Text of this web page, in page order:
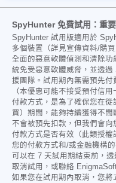
SpyHunter 免費試用：重
SpyHunter 試用版適用於
多個裝置（詳見宣傳資料/購
全面的惡意軟體偵測和清除
統免受惡意軟體威脅，並透
援團隊。試用期內無需預先付
（本優惠可能不接受預付信
付款方式，是為了確保您在
買）期間，能夠持續獲得不
不會被預先扣款，但我們會
付款方式是否有效（此類授
您的付款方式和/或金融機構
可以在 7 天試用期結束前，
取消試用，或聯絡
如果您在試用期內取消，您將